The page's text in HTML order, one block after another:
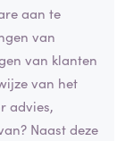
aan te
van
van klanten
van het
advies,
Naast deze